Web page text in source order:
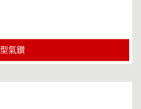
氣鑚